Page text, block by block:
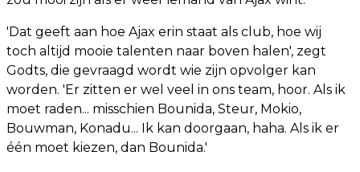
'Dat geeft aan hoe Ajax erin staat als club, hoe wij
toch altijd mooie talenten naar boven halen', zegt
Godts, die gevraagd wordt wie zijn opvolger kan
worden. 'Er zitten er wel veel in ons team, hoor. Als ik
moet raden... misschien Bounida, Steur, Mokio,
Bouwman, Konadu... Ik kan doorgaan, haha. Als ik er
één moet kiezen, dan Bounida.'